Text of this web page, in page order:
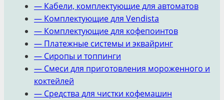
— Кабели, комплектующие для автоматов
— Комплектующие для Vendista
— Комплектующие для кофепоинтов
— Платежные системы и эквайринг
— Сиропы и топпинги
— Смеси для приготовления мороженного и
коктейлей
— Средства для чистки кофемашин